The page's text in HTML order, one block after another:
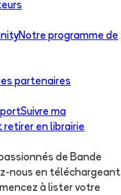
Notre programme de
partenaires
portSuivre ma
retirer en librairie
de Bande
nous en téléchargeant
à lister votre